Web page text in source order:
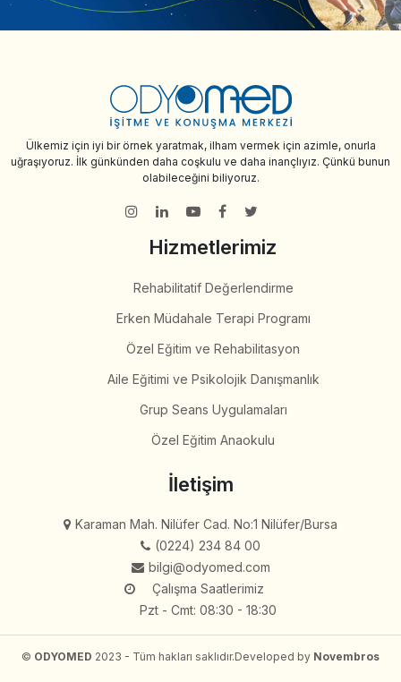
Ülkemiz için iyi bir örnek yaratmak, ilham vermek için azimle, onurla
uğraşıyoruz. İlk günkünden daha coşkulu ve daha inançlıyız. Çünkü bunun
olabileceğini biliyoruz.
Hizmetlerimiz
Rehabilitatif Değerlendirme
Erken Müdahale Terapi Programı
Özel Eğitim ve Rehabilitasyon
Aile Eğitimi ve Psikolojik Danışmanlık
Grup Seans Uygulamaları
Özel Eğitim Anaokulu
İletişim
Karaman Mah. Nilüfer Cad. No:1 Nilüfer/Bursa
(0224) 234 84 00
bilgi@odyomed.com
Çalışma Saatlerimiz
Pzt - Cmt: 08:30 - 18:30
© ODYOMED 2023 - Tüm hakları saklıdır.Developed by Novembros